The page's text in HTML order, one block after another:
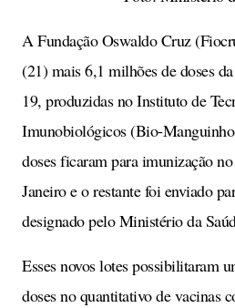
A Fundação Oswaldo Cruz
(21) mais 6,1 milhões de doses
19, produzidas no Instituto de
Imunobiológicos (Bio-
doses ficaram para imunização
Janeiro e o restante foi enviado
designado pelo Ministério da
Esses novos lotes possibilitaram
doses no quantitativo de vacinas